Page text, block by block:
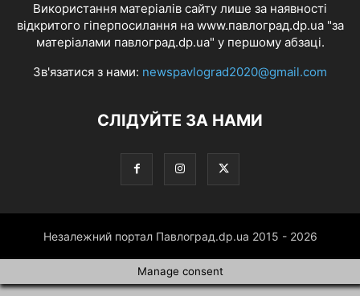
Використання матеріалів сайту лише за наявності
відкритого гіперпосилання на www.павлоград.dp.ua "за
матеріалами павлоград.dp.ua" у першому абзаці.
Зв'язатися з нами: newspavlograd2020@gmail.com
СЛІДУЙТЕ ЗА НАМИ
Незалежний портал Павлоград.dp.ua 2015 - 2026
Manage consent